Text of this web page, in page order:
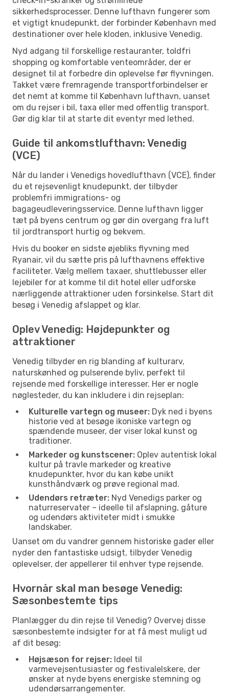
sikkerhedsprocesser. Denne lufthavn fungerer som
et vigtigt knudepunkt, der forbinder København med
destinationer over hele kloden, inklusive Venedig.
Nyd adgang til forskellige restauranter, toldfri
shopping og komfortable venteområder, der er
designet til at forbedre din oplevelse før flyvningen.
Takket være fremragende transportforbindelser er
det nemt at komme til København lufthavn, uanset
om du rejser i bil, taxa eller med offentlig transport.
Gør dig klar til at starte dit eventyr med lethed.
Guide til ankomstlufthavn: Venedig
(VCE)
Når du lander i Venedigs hovedlufthavn (VCE), finder
du et rejsevenligt knudepunkt, der tilbyder
problemfri immigrations- og
bagageudleveringsservice. Denne lufthavn ligger
tæt på byens centrum og gør din overgang fra luft
til jordtransport hurtig og bekvem.
Hvis du booker en sidste øjebliks flyvning med
Ryanair, vil du sætte pris på lufthavnens effektive
faciliteter. Vælg mellem taxaer, shuttlebusser eller
lejebiler for at komme til dit hotel eller udforske
nærliggende attraktioner uden forsinkelse. Start dit
besøg i Venedig afslappet og klar.
Oplev Venedig: Højdepunkter og
attraktioner
Venedig tilbyder en rig blanding af kulturarv,
naturskønhed og pulserende byliv, perfekt til
rejsende med forskellige interesser. Her er nogle
nøglesteder, du kan inkludere i din rejseplan:
Kulturelle vartegn og museer: Dyk ned i byens
historie ved at besøge ikoniske vartegn og
spændende museer, der viser lokal kunst og
traditioner.
Markeder og kunstscener: Oplev autentisk lokal
kultur på travle markeder og kreative
knudepunkter, hvor du kan købe unikt
kunsthåndværk og prøve regional mad.
Udendørs retræter: Nyd Venedigs parker og
naturreservater – ideelle til afslapning, gåture
og udendørs aktiviteter midt i smukke
landskaber.
Uanset om du vandrer gennem historiske gader eller
nyder den fantastiske udsigt, tilbyder Venedig
oplevelser, der appellerer til enhver type rejsende.
Hvornår skal man besøge Venedig:
Sæsonbestemte tips
Planlægger du din rejse til Venedig? Overvej disse
sæsonbestemte indsigter for at få mest muligt ud
af dit besøg:
Højsæson for rejser: Ideel til
varmevejsentusiaster og festivalelskere, der
ønsker at nyde byens energiske stemning og
udendørsarrangementer.